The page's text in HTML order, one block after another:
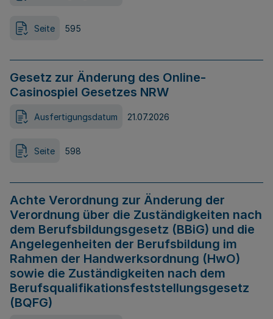
Seite 595
Gesetz zur Änderung des Online-
Casinospiel Gesetzes NRW
Ausfertigungsdatum 21.07.2026
Seite 598
Achte Verordnung zur Änderung der
Verordnung über die Zuständigkeiten nach
dem Berufsbildungsgesetz (BBiG) und die
Angelegenheiten der Berufsbildung im
Rahmen der Handwerksordnung (HwO)
sowie die Zuständigkeiten nach dem
Berufsqualifikationsfeststellungsgesetz
(BQFG)